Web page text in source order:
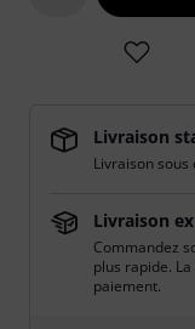
Livraison
Livraison
Livraison
Commandez
plus rapide.
paiement.